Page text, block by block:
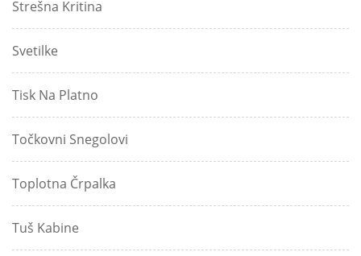
Strešna Kritina
Svetilke
Tisk Na Platno
Točkovni Snegolovi
Toplotna Črpalka
Tuš Kabine